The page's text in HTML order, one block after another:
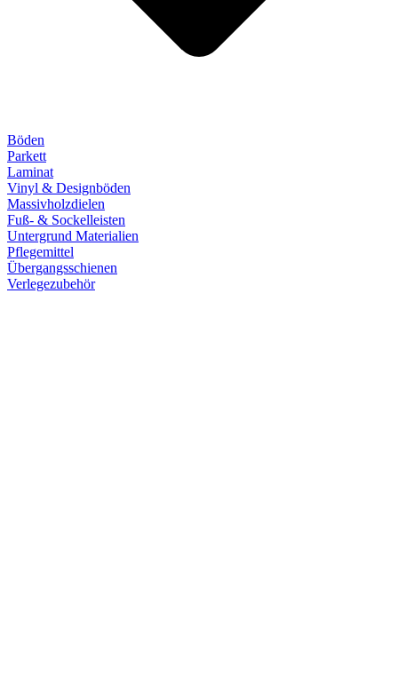
Böden
Parkett
Laminat
Vinyl & Designböden
Massivholzdielen
Fuß- & Sockelleisten
Untergrund Materialien
Pflegemittel
Übergangsschienen
Verlegezubehör